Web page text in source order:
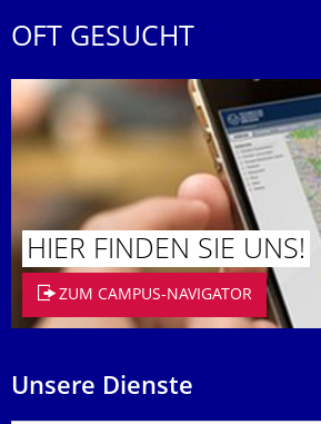
OFT GESUCHT
HIER FINDEN SIE UNS!
ZUM CAMPUS-NAVIGATOR
Unsere Dienste